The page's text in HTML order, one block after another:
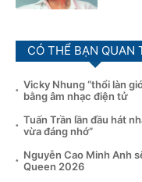
CÓ THỂ BẠN QUAN
Vicky Nhung “thổi làn
bằng âm nhạc điện tử
Tuấn Trần lần đầu hát
vừa đáng nhớ”
Nguyễn Cao Minh Anh
Queen 2026